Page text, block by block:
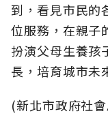
到，看見市民的
位服務，在親子
扮演父母生養孩
長，培育城市未
(新北市政府社